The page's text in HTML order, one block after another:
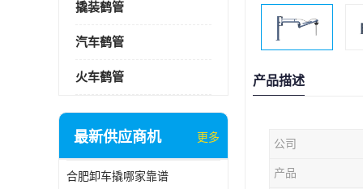
撬装鹤管
汽车鹤管
火车鹤管
最新供应商机 更多
合肥卸车撬哪家靠谱
产品描述
公司
产品